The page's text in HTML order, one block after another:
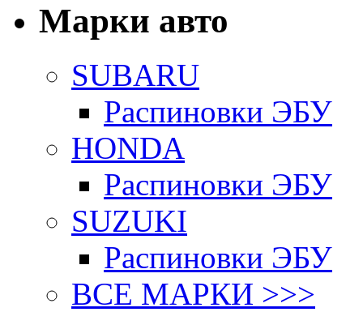
Марки авто
SUBARU
Распиновки ЭБУ
HONDA
Распиновки ЭБУ
SUZUKI
Распиновки ЭБУ
ВСЕ МАРКИ >>>